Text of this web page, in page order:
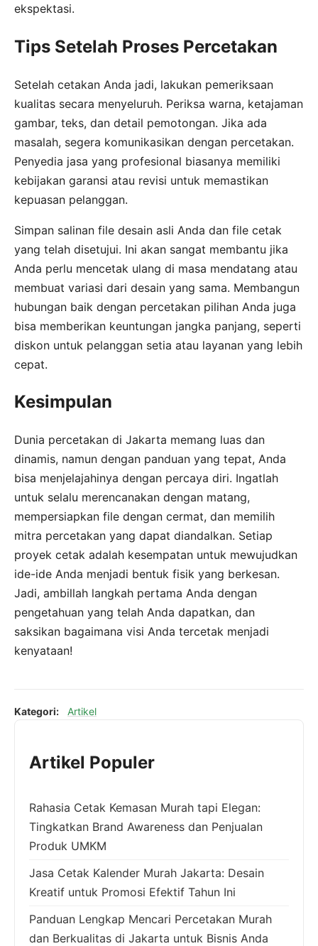
ekspektasi.
Tips Setelah Proses Percetakan
Setelah cetakan Anda jadi, lakukan pemeriksaan
kualitas secara menyeluruh. Periksa warna, ketajaman
gambar, teks, dan detail pemotongan. Jika ada
masalah, segera komunikasikan dengan percetakan.
Penyedia jasa yang profesional biasanya memiliki
kebijakan garansi atau revisi untuk memastikan
kepuasan pelanggan.
Simpan salinan file desain asli Anda dan file cetak
yang telah disetujui. Ini akan sangat membantu jika
Anda perlu mencetak ulang di masa mendatang atau
membuat variasi dari desain yang sama. Membangun
hubungan baik dengan percetakan pilihan Anda juga
bisa memberikan keuntungan jangka panjang, seperti
diskon untuk pelanggan setia atau layanan yang lebih
cepat.
Kesimpulan
Dunia percetakan di Jakarta memang luas dan
dinamis, namun dengan panduan yang tepat, Anda
bisa menjelajahinya dengan percaya diri. Ingatlah
untuk selalu merencanakan dengan matang,
mempersiapkan file dengan cermat, dan memilih
mitra percetakan yang dapat diandalkan. Setiap
proyek cetak adalah kesempatan untuk mewujudkan
ide-ide Anda menjadi bentuk fisik yang berkesan.
Jadi, ambillah langkah pertama Anda dengan
pengetahuan yang telah Anda dapatkan, dan
saksikan bagaimana visi Anda tercetak menjadi
kenyataan!
Kategori: Artikel
Artikel Populer
Rahasia Cetak Kemasan Murah tapi Elegan:
Tingkatkan Brand Awareness dan Penjualan
Produk UMKM
Jasa Cetak Kalender Murah Jakarta: Desain
Kreatif untuk Promosi Efektif Tahun Ini
Panduan Lengkap Mencari Percetakan Murah
dan Berkualitas di Jakarta untuk Bisnis Anda